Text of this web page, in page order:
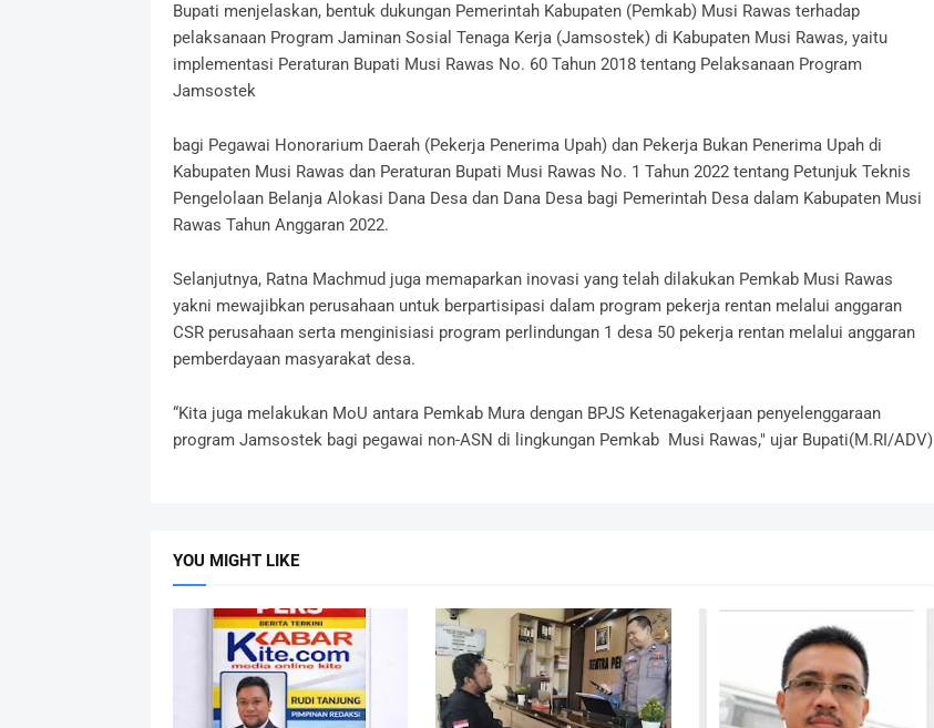
Bupati menjelaskan, bentuk dukungan Pemerintah Kabupaten (Pemkab) Musi Rawas terhadap
pelaksanaan Program Jaminan Sosial Tenaga Kerja (Jamsostek) di Kabupaten Musi Rawas, yaitu
implementasi Peraturan Bupati Musi Rawas No. 60 Tahun 2018 tentang Pelaksanaan Program
Jamsostek
bagi Pegawai Honorarium Daerah (Pekerja Penerima Upah) dan Pekerja Bukan Penerima Upah di
Kabupaten Musi Rawas dan Peraturan Bupati Musi Rawas No. 1 Tahun 2022 tentang Petunjuk Teknis
Pengelolaan Belanja Alokasi Dana Desa dan Dana Desa bagi Pemerintah Desa dalam Kabupaten Musi
Rawas Tahun Anggaran 2022.
Selanjutnya, Ratna Machmud juga memaparkan inovasi yang telah dilakukan Pemkab Musi Rawas
yakni mewajibkan perusahaan untuk berpartisipasi dalam program pekerja rentan melalui anggaran
CSR perusahaan serta menginisiasi program perlindungan 1 desa 50 pekerja rentan melalui anggaran
pemberdayaan masyarakat desa.
“Kita juga melakukan MoU antara Pemkab Mura dengan BPJS Ketenagakerjaan penyelenggaraan
program Jamsostek bagi pegawai non-ASN di lingkungan Pemkab Musi Rawas," ujar Bupati(M.RI/ADV)
YOU MIGHT LIKE